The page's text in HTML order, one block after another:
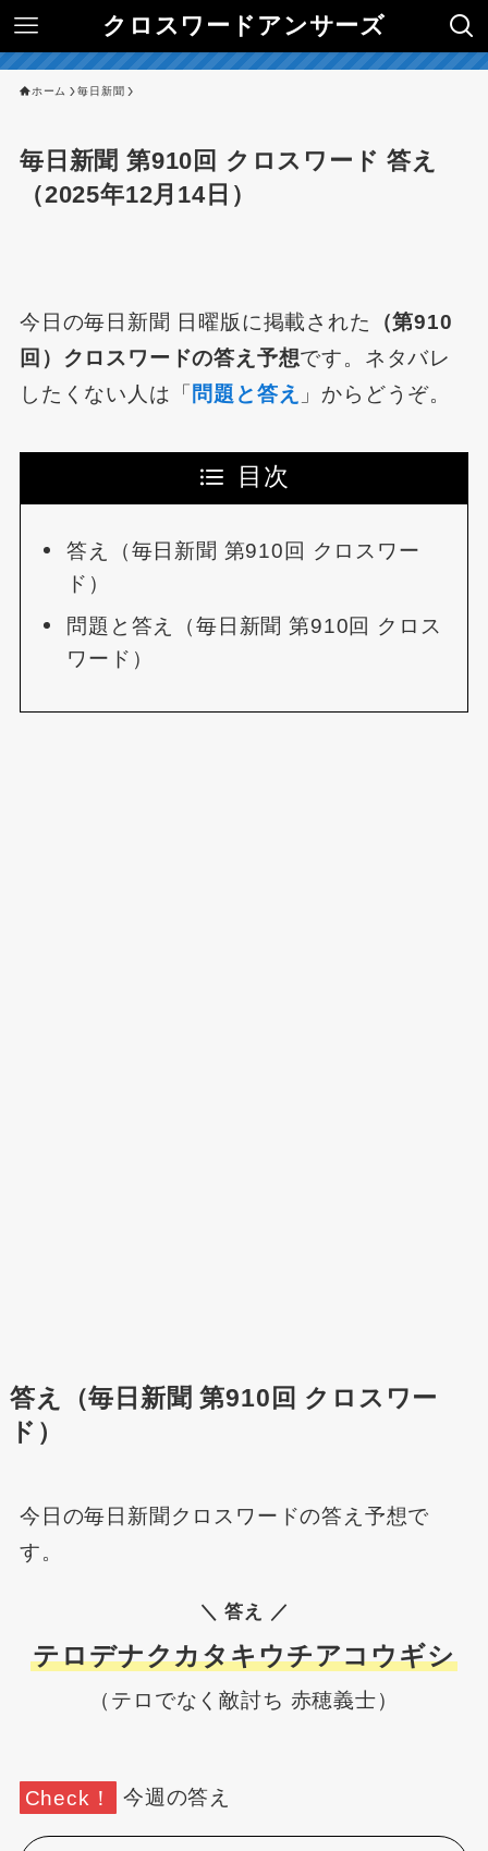
クロスワードアンサーズ
ホーム 毎日新聞
毎日新聞 第910回 クロスワード 答え
（2025年12月14日）
今日の毎日新聞 日曜版に掲載された
（第910
回）クロスワードの答え予想です。ネタバレ
したくない人は「 問題と答え 」からどうぞ。
目次
答え（毎日新聞 第910回 クロスワー
ド）
問題と答え（毎日新聞 第910回 クロス
ワード）
答え（毎日新聞 第910回 クロスワー
ド）
今日の毎日新聞クロスワードの答え予想で
す。
＼ 答え ／
テロデナクカタキウチアコウギシ
（テロでなく敵討ち 赤穂義士）
Check！ 今週の答え